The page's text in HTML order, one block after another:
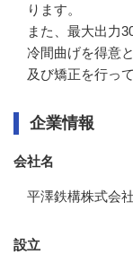
ります。
また、最大出力
冷間曲げを得意
及び矯正を行っ
企業情報
会社名
平澤鉄構株式会社
設立